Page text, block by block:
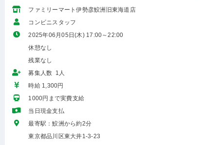
ファミリーマート伊勢彦鮫洲旧東海道店
コンビニスタッフ
2025年06月05日(木) 17:00～22:00
休憩なし
残業なし
募集人数 1人
時給 1,300円
1000円まで実費支給
当日現金支払
最寄駅：鮫洲から約2分
東京都品川区東大井1-3-23